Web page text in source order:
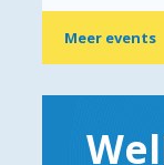
Meer events